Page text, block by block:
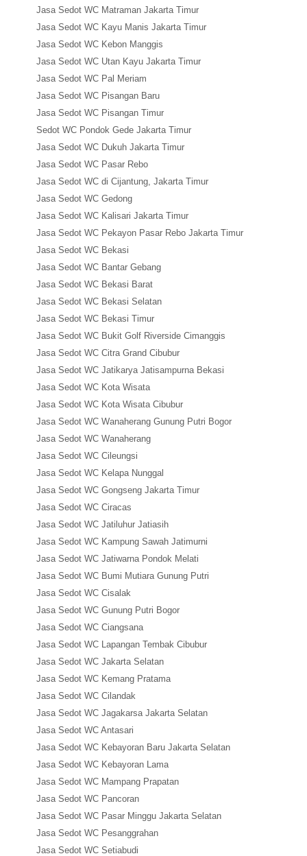
Jasa Sedot WC Matraman Jakarta Timur
Jasa Sedot WC Kayu Manis Jakarta Timur
Jasa Sedot WC Kebon Manggis
Jasa Sedot WC Utan Kayu Jakarta Timur
Jasa Sedot WC Pal Meriam
Jasa Sedot WC Pisangan Baru
Jasa Sedot WC Pisangan Timur
Sedot WC Pondok Gede Jakarta Timur
Jasa Sedot WC Dukuh Jakarta Timur
Jasa Sedot WC Pasar Rebo
Jasa Sedot WC di Cijantung, Jakarta Timur
Jasa Sedot WC Gedong
Jasa Sedot WC Kalisari Jakarta Timur
Jasa Sedot WC Pekayon Pasar Rebo Jakarta Timur
Jasa Sedot WC Bekasi
Jasa Sedot WC Bantar Gebang
Jasa Sedot WC Bekasi Barat
Jasa Sedot WC Bekasi Selatan
Jasa Sedot WC Bekasi Timur
Jasa Sedot WC Bukit Golf Riverside Cimanggis
Jasa Sedot WC Citra Grand Cibubur
Jasa Sedot WC Jatikarya Jatisampurna Bekasi
Jasa Sedot WC Kota Wisata
Jasa Sedot WC Kota Wisata Cibubur
Jasa Sedot WC Wanaherang Gunung Putri Bogor
Jasa Sedot WC Wanaherang
Jasa Sedot WC Cileungsi
Jasa Sedot WC Kelapa Nunggal
Jasa Sedot WC Gongseng Jakarta Timur
Jasa Sedot WC Ciracas
Jasa Sedot WC Jatiluhur Jatiasih
Jasa Sedot WC Kampung Sawah Jatimurni
Jasa Sedot WC Jatiwarna Pondok Melati
Jasa Sedot WC Bumi Mutiara Gunung Putri
Jasa Sedot WC Cisalak
Jasa Sedot WC Gunung Putri Bogor
Jasa Sedot WC Ciangsana
Jasa Sedot WC Lapangan Tembak Cibubur
Jasa Sedot WC Jakarta Selatan
Jasa Sedot WC Kemang Pratama
Jasa Sedot WC Cilandak
Jasa Sedot WC Jagakarsa Jakarta Selatan
Jasa Sedot WC Antasari
Jasa Sedot WC Kebayoran Baru Jakarta Selatan
Jasa Sedot WC Kebayoran Lama
Jasa Sedot WC Mampang Prapatan
Jasa Sedot WC Pancoran
Jasa Sedot WC Pasar Minggu Jakarta Selatan
Jasa Sedot WC Pesanggrahan
Jasa Sedot WC Setiabudi